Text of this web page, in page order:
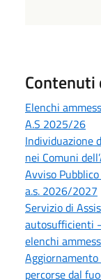
Elenchi
A.S 2025/26
Individuazione
nei Comuni
Avviso
a.s. 2026/2027
Servizio di
autosufficienti
elenchi
percorse dal